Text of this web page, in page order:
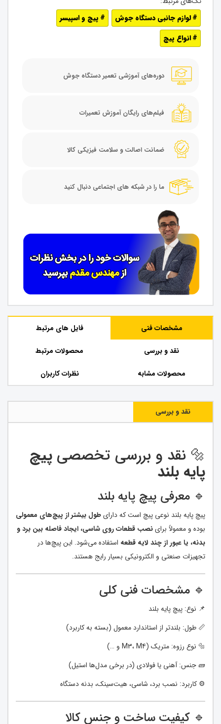
لوازم جانبی دستگاه جوش
پیچ و اسپیسر
انواع پیچ
دوره‌های آموزشی تعمیر دستگاه جوش
فیلم‌های رایگان آموزش تعمیرات
ضمانت اصالت و سلامت فیزیکی کالا
ما را در شبکه های اجتماعی دنبال کنید
مشخصات فنی فایل های مرتبط
نقد و بررسی محصولات مرتبط
محصولات مشابه نظرات کاربران
نقد و بررسی
🔩 نقد و بررسی تخصصی پیچ
پایه بلند
🔹 معرفی پیچ پایه بلند
پیچ پایه بلند نوعی پیچ است که دارایطول بیشتر از پیچ‌های معمولی
بوده و معمولاً براینصب قطعات روی شاسی، ایجاد فاصله بین برد و
بدنه، یا عبور از چند لایه قطعه استفاده می‌شود. این پیچ‌ها در
تجهیزات صنعتی و الکترونیکی بسیار رایج هستند.
🔹 مشخصات فنی کلی
📌 نوع: پیچ پایه بلند
📏 طول: بلندتر از استاندارد معمول (بسته به کاربرد)
🔩 نوع رزوه: متریک (M3، M4 و …)
🧱 جنس: آهنی یا فولادی (در برخی مدل‌ها استیل)
⚙️ کاربرد: نصب برد، شاسی، هیت‌سینک، بدنه دستگاه
🔹 کیفیت ساخت و جنس کالا